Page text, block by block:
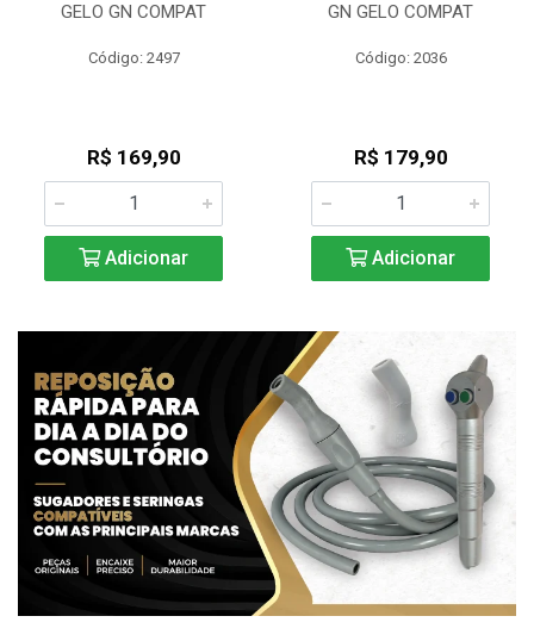
GELO GN COMPAT
Código: 2497
R$ 169,90
Adicionar
GN GELO COMPAT
Código: 2036
R$ 179,90
Adicionar